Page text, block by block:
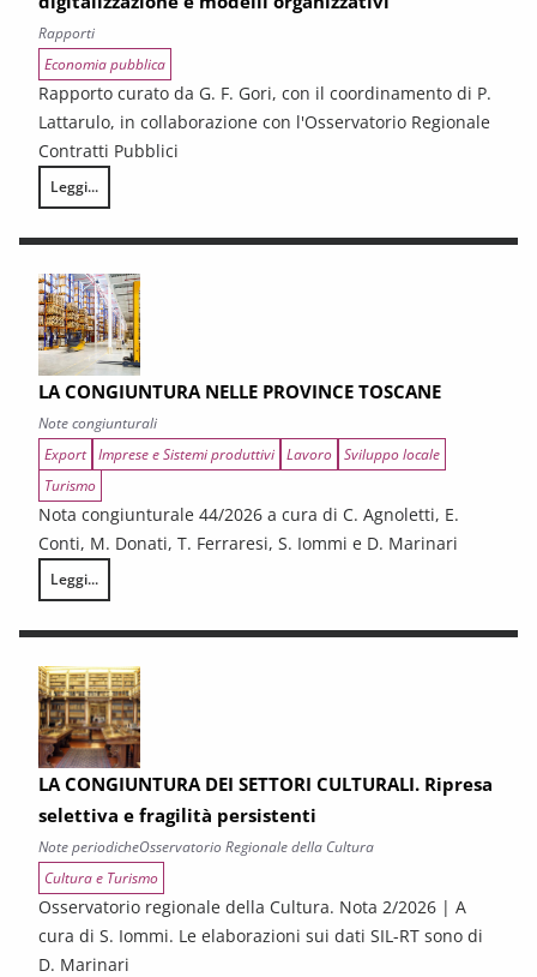
Rapporti
Economia pubblica
Rapporto curato da G. F. Gori, con il coordinamento di P.
Lattarulo, in collaborazione con l'Osservatorio Regionale
Contratti Pubblici
Leggi...
I CONTRATTI PUBBLICI AL TERMINE DEL PNRR – Andamento
LA CONGIUNTURA NELLE PROVINCE TOSCANE
Note congiunturali
Export Imprese e Sistemi produttivi Lavoro Sviluppo locale
Turismo
Nota congiunturale 44/2026 a cura di C. Agnoletti, E.
Conti, M. Donati, T. Ferraresi, S. Iommi e D. Marinari
Leggi...
LA CONGIUNTURA NELLE PROVINCE TOSCANE
LA CONGIUNTURA DEI SETTORI CULTURALI. Ripresa
selettiva e fragilità persistenti
Note periodicheOsservatorio Regionale della Cultura
Cultura e Turismo
Osservatorio regionale della Cultura. Nota 2/2026 | A
cura di S. Iommi. Le elaborazioni sui dati SIL-RT sono di
D. Marinari